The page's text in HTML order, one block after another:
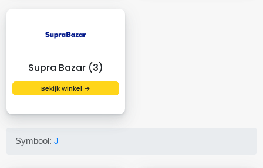
Supra Bazar (3)
Bekijk winkel →
Symbool:J